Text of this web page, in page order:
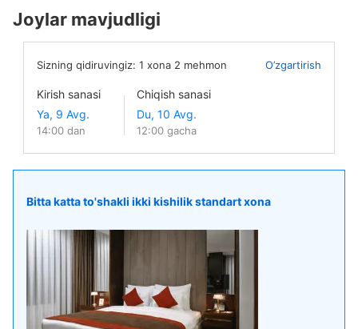
Joylar mavjudligi
Sizning qidiruvingiz: 1 xona 2 mehmon O’zgartirish
Kirish sanasi
14:00 dan
Chiqish sanasi
12:00 gacha
Bitta katta to'shakli ikki kishilik standart xona